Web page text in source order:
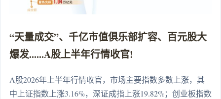
“天量成交”、千亿市值俱乐部扩容、百元股大
爆发......A股上半年行情收官!
A股2026年上半年行情收官，市场主要指数多数上涨，其
中上证指数上涨3.16%，深证成指上涨19.82%；创业板指数